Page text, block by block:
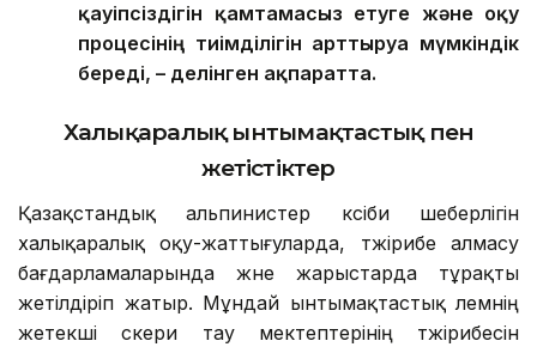
қауіпсіздігін қамтамасыз етуге және оқу
процесінің тиімділігін арттыруға мүмкіндік
береді, – делінген ақпаратта.
Халықаралық ынтымақтастық пен
жетістіктер
Қазақстандық альпинистер кәсіби шеберлігін
халықаралық оқу-жаттығуларда, тәжірибе алмасу
бағдарламаларында және жарыстарда тұрақты
жетілдіріп жатыр. Мұндай ынтымақтастық әлемнің
жетекші әскери тау мектептерінің тәжірибесін